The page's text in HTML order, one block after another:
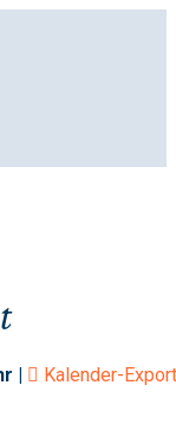
|
Kalender-Export